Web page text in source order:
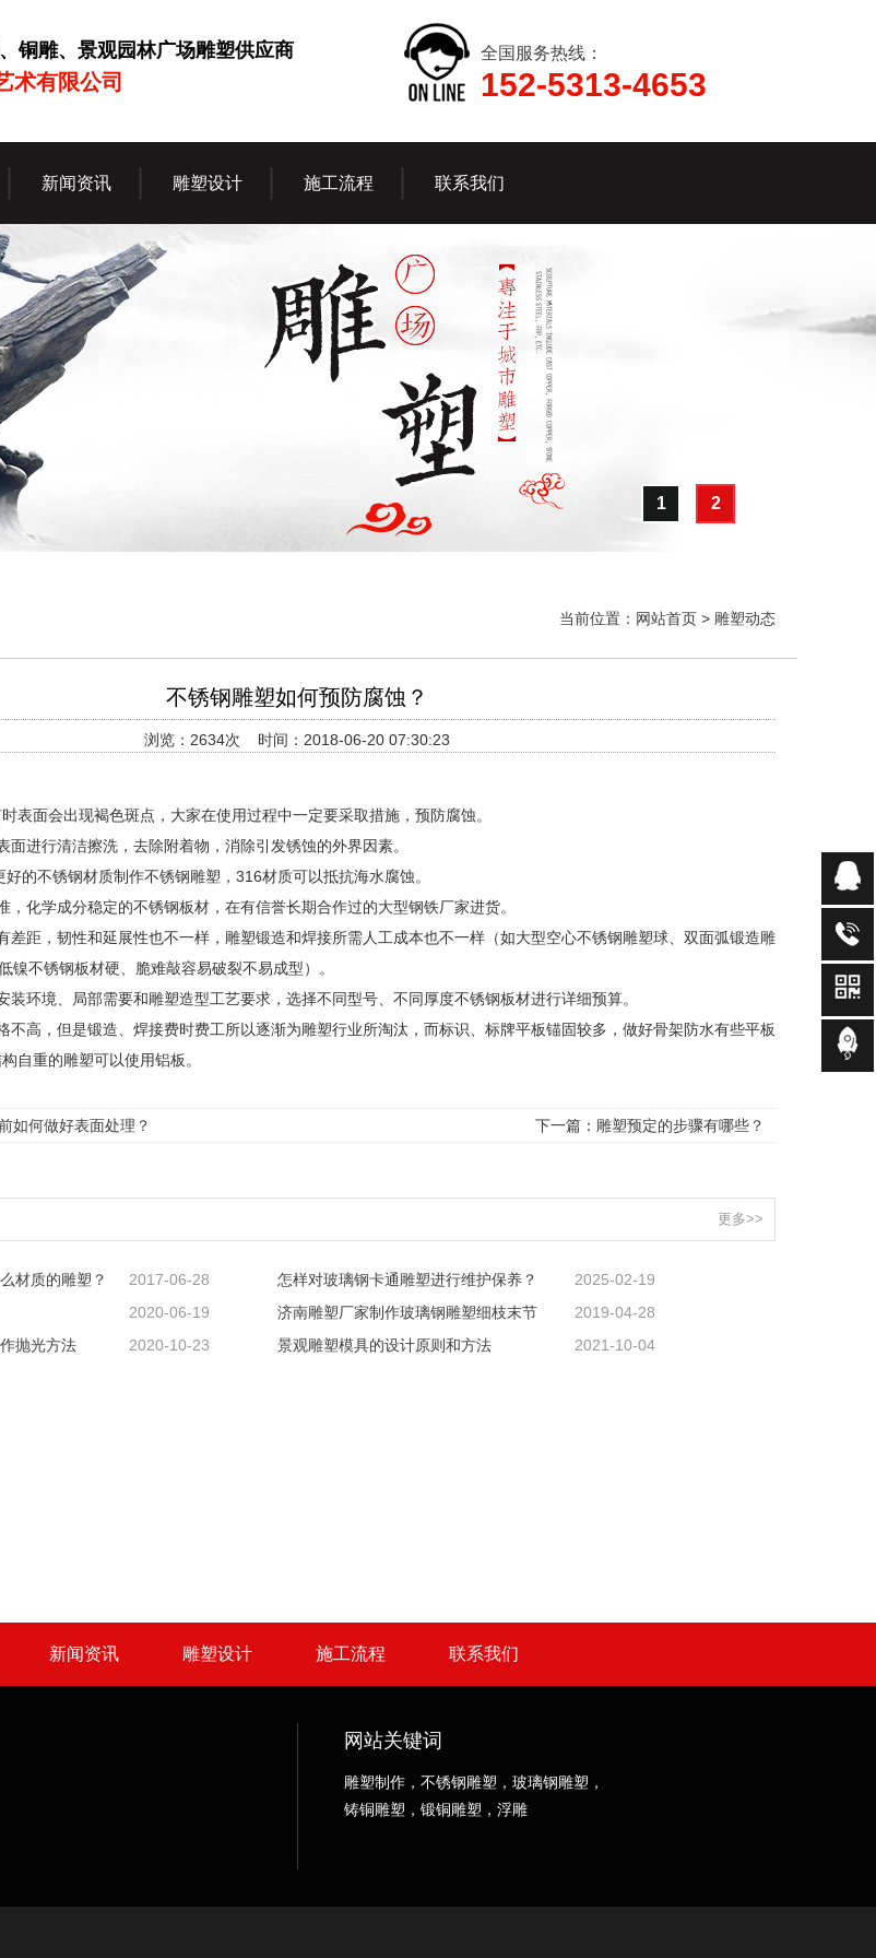
铜雕、景观园林广场雕塑供应商
术有限公司
全国服务热线：
152-5313-4653
新闻资讯 雕塑设计 施工流程 联系我们
1 2
当前位置： 网站首页 > 雕塑动态
不锈钢雕塑如何预防腐蚀？
浏览：2634次 时间：2018-06-20 07:30:23
表面会出现褐色斑点，大家在使用过程中一定要采取措施，预防腐蚀。
面进行清洁擦洗，去除附着物，消除引发锈蚀的外界因素。
的不锈钢材质制作不锈钢雕塑，316材质可以抵抗海水腐蚀。
，化学成分稳定的不锈钢板材，在有信誉长期合作过的大型钢铁厂家进货。
差距，韧性和延展性也不一样，雕塑锻造和焊接所需人工成本也不一样（如大型空心不锈钢雕塑球、双面弧锻造雕
镍不锈钢板材硬、脆难敲容易破裂不易成型）。
装环境、局部需要和雕塑造型工艺要求，选择不同型号、不同厚度不锈钢板材进行详细预算。
不高，但是锻造、焊接费时费工所以逐渐为雕塑行业所淘汰，而标识、标牌平板锚固较多，做好骨架防水有些平板
自重的雕塑可以使用铝板。
如何做好表面处理？ 下一篇： 雕塑预定的步骤有哪些？
更多>>
材质的雕塑？ 2017-06-28 怎样对玻璃钢卡通雕塑进行维护保养？
2025-02-19
2020-06-19 济南雕塑厂家制作玻璃钢雕塑细枝末节
2019-04-28
抛光方法
2020-10-23 景观雕塑模具的设计原则和方法 2021-10-04
新闻资讯 雕塑设计 施工流程 联系我们
网站关键词
雕塑制作，不锈钢雕塑，玻璃钢雕塑，
铸铜雕塑，锻铜雕塑，浮雕